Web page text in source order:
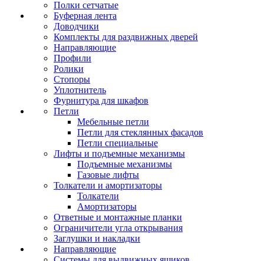
Полки сетчатые
Буферная лента
Доводчики
Комплекты для раздвижных дверей
Направляющие
Профили
Ролики
Стопоры
Уплотнитель
Фурнитура для шкафов
Петли
Мебельные петли
Петли для стеклянных фасадов
Петли специальные
Лифты и подъемные механизмы
Подъемные механизмы
Газовые лифты
Толкатели и амортизаторы
Толкатели
Амортизаторы
Ответные и монтажные планки
Ограничители угла открывания
Заглушки и накладки
Направляющие